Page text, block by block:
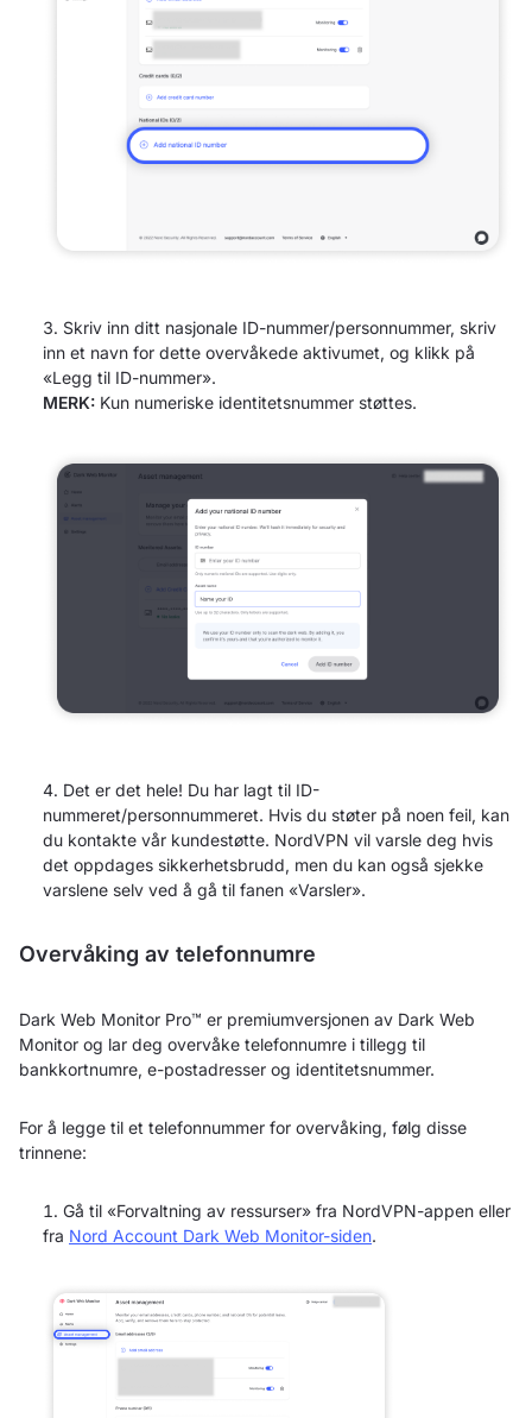
Skriv inn ditt nasjonale ID-nummer/personnummer, skriv
inn et navn for dette overvåkede aktivumet, og klikk på
«Legg til ID-nummer».
MERK: Kun numeriske identitetsnummer støttes.
Det er det hele! Du har lagt til ID-
nummeret/personnummeret. Hvis du støter på noen feil, kan
du kontakte vår kundestøtte. NordVPN vil varsle deg hvis
det oppdages sikkerhetsbrudd, men du kan også sjekke
varslene selv ved å gå til fanen «Varsler».
Overvåking av telefonnumre
Dark Web Monitor Pro™ er premiumversjonen av Dark Web
Monitor og lar deg overvåke telefonnumre i tillegg til
bankkortnumre, e-postadresser og identitetsnummer.
For å legge til et telefonnummer for overvåking, følg disse
trinnene:
Gå til «Forvaltning av ressurser» fra NordVPN-appen eller
fra Nord Account Dark Web Monitor-siden.